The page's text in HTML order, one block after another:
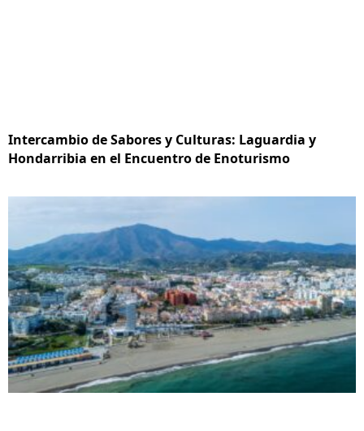
Intercambio de Sabores y Culturas: Laguardia y
Hondarribia en el Encuentro de Enoturismo